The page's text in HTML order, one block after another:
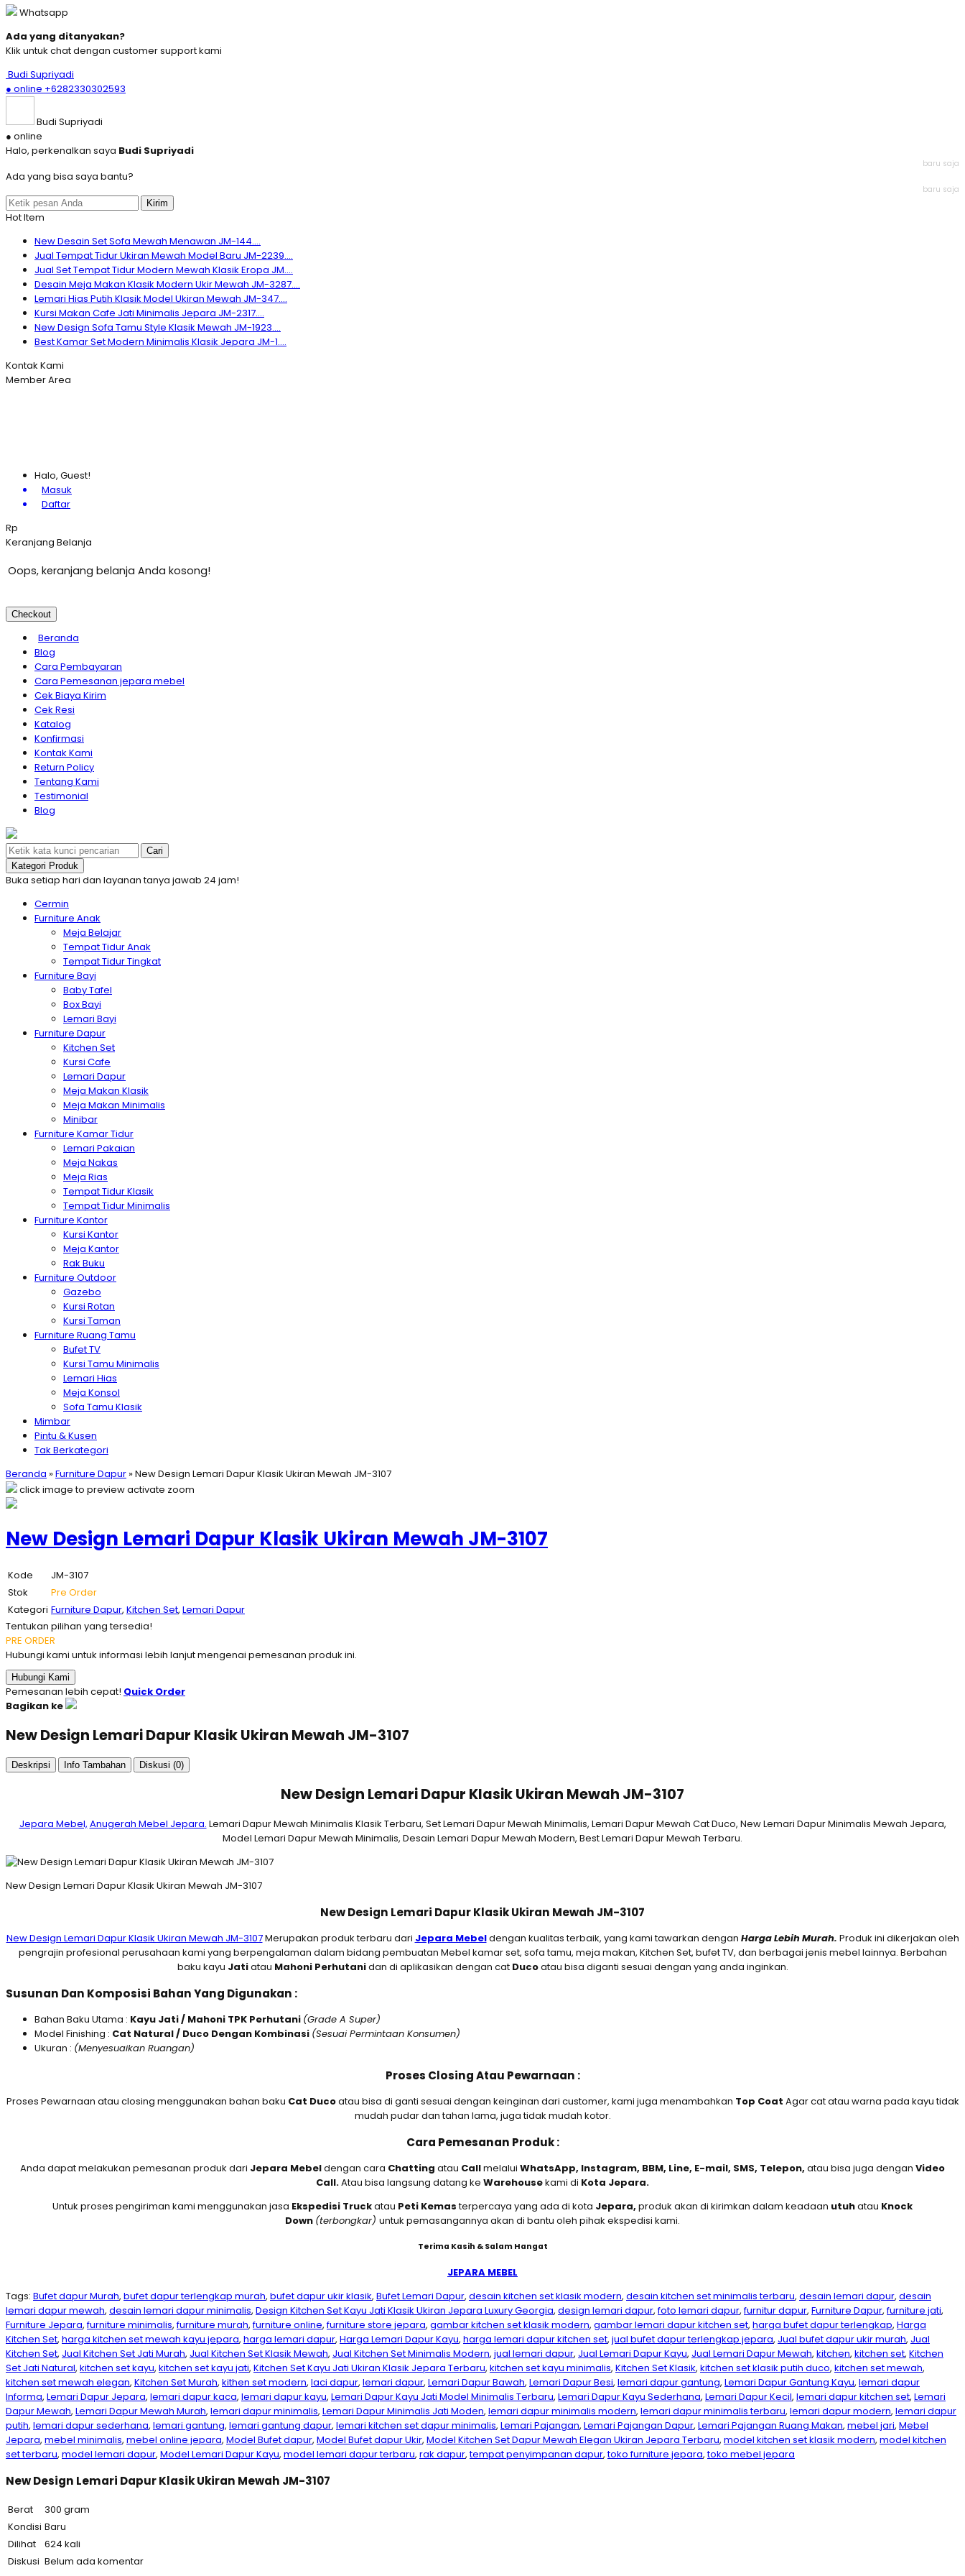
Whatsapp
Ada yang ditanyakan?
Klik untuk chat dengan customer support kami
Budi Supriyadi
● online +6282330302593
Budi Supriyadi
● online
Halo, perkenalkan saya Budi Supriyadi
baru saja
Ada yang bisa saya bantu?
baru saja
Kirim
Hot Item
New Desain Set Sofa Mewah Menawan JM-144....
Jual Tempat Tidur Ukiran Mewah Model Baru JM-2239....
Jual Set Tempat Tidur Modern Mewah Klasik Eropa JM....
Desain Meja Makan Klasik Modern Ukir Mewah JM-3287....
Lemari Hias Putih Klasik Model Ukiran Mewah JM-347....
Kursi Makan Cafe Jati Minimalis Jepara JM-2317....
New Design Sofa Tamu Style Klasik Mewah JM-1923....
Best Kamar Set Modern Minimalis Klasik Jepara JM-1....
Kontak Kami
Member Area
Halo, Guest!
Masuk
Daftar
Rp
Keranjang Belanja
Oops, keranjang belanja Anda kosong!
Checkout
Beranda
Blog
Cara Pembayaran
Cara Pemesanan jepara mebel
Cek Biaya Kirim
Cek Resi
Katalog
Konfirmasi
Kontak Kami
Return Policy
Tentang Kami
Testimonial
Blog
Cari
Kategori Produk
Buka setiap hari dan layanan tanya jawab 24 jam!
Cermin
Furniture Anak
Meja Belajar
Tempat Tidur Anak
Tempat Tidur Tingkat
Furniture Bayi
Baby Tafel
Box Bayi
Lemari Bayi
Furniture Dapur
Kitchen Set
Kursi Cafe
Lemari Dapur
Meja Makan Klasik
Meja Makan Minimalis
Minibar
Furniture Kamar Tidur
Lemari Pakaian
Meja Nakas
Meja Rias
Tempat Tidur Klasik
Tempat Tidur Minimalis
Furniture Kantor
Kursi Kantor
Meja Kantor
Rak Buku
Furniture Outdoor
Gazebo
Kursi Rotan
Kursi Taman
Furniture Ruang Tamu
Bufet TV
Kursi Tamu Minimalis
Lemari Hias
Meja Konsol
Sofa Tamu Klasik
Mimbar
Pintu & Kusen
Tak Berkategori
Beranda »Furniture Dapur »New Design Lemari Dapur Klasik Ukiran Mewah JM-3107
click image to previewactivate zoom
New Design Lemari Dapur Klasik Ukiran Mewah JM-3107
Kode
JM-3107
Stok
Pre Order
Kategori Furniture Dapur, Kitchen Set, Lemari Dapur
Tentukan pilihan yang tersedia!
PRE ORDER
Hubungi kami untuk informasi lebih lanjut mengenai pemesanan produk ini.
Hubungi Kami
Pemesanan lebih cepat! Quick Order
Bagikan ke
New Design Lemari Dapur Klasik Ukiran Mewah JM-3107
Deskripsi Info Tambahan Diskusi (0)
New Design Lemari Dapur Klasik Ukiran Mewah JM-3107
Jepara Mebel, Anugerah Mebel Jepara. Lemari Dapur Mewah Minimalis Klasik Terbaru, Set Lemari Dapur Mewah Minimalis, Lemari Dapur Mewah Cat Duco, New Lemari Dapur Minimalis Mewah Jepara,
Model Lemari Dapur Mewah Minimalis, Desain Lemari Dapur Mewah Modern, Best Lemari Dapur Mewah Terbaru.
New Design Lemari Dapur Klasik Ukiran Mewah JM-3107
New Design Lemari Dapur Klasik Ukiran Mewah JM-3107
New Design Lemari Dapur Klasik Ukiran Mewah JM-3107Merupakan produk terbaru dari Jepara Mebeldengan kualitas terbaik, yang kami tawarkan dengan Harga Lebih Murah. Produk ini dikerjakan oleh
pengrajin profesional perusahaan kami yang berpengalaman dalam bidang pembuatan Mebel kamar set, sofa tamu, meja makan, Kitchen Set, bufet TV, dan berbagai jenis mebel lainnya. Berbahan
baku kayu Jatiatau Mahoni Perhutanidan di aplikasikan dengan cat Ducoatau bisa diganti sesuai dengan yang anda inginkan.
Susunan Dan Komposisi Bahan Yang Digunakan :
Bahan Baku Utama : Kayu Jati / Mahoni TPK Perhutani (Grade A Super)
Model Finishing : Cat Natural / Duco Dengan Kombinasi (Sesuai Permintaan Konsumen)
Ukuran : (Menyesuaikan Ruangan)
Proses Closing Atau Pewarnaan :
Proses Pewarnaan atau closing menggunakan bahan baku Cat Ducoatau bisa di ganti sesuai dengan keinginan dari customer, kami juga menambahkan Top Coat Agar cat atau warna pada kayu tidak
mudah pudar dan tahan lama, juga tidak mudah kotor.
Cara Pemesanan Produk :
Anda dapat melakukan pemesanan produk dari Jepara Mebeldengan cara Chatting atau Callmelalui WhatsApp, Instagram, BBM, Line, E-mail, SMS, Telepon, atau bisa juga dengan Video
Call.Atau bisa langsung datang ke Warehousekami di Kota Jepara.
Untuk proses pengiriman kami menggunakan jasa Ekspedisi Truckatau Peti Kemasterpercaya yang ada di kota Jepara, produk akan di kirimkan dalam keadaan utuhatau Knock
Down (terbongkar) untuk pemasangannya akan di bantu oleh pihak ekspedisi kami.
Terima Kasih & Salam Hangat
JEPARA MEBEL
Tags: Bufet dapur Murah, bufet dapur terlengkap murah, bufet dapur ukir klasik, Bufet Lemari Dapur, desain kitchen set klasik modern, desain kitchen set minimalis terbaru, desain lemari dapur, desain
lemari dapur mewah, desain lemari dapur minimalis, Design Kitchen Set Kayu Jati Klasik Ukiran Jepara Luxury Georgia, design lemari dapur,foto lemari dapur,furnitur dapur, Furniture Dapur,furniture jati,
Furniture Jepara,furniture minimalis,furniture murah,furniture online,furniture store jepara, gambar kitchen set klasik modern, gambar lemari dapur kitchen set, harga bufet dapur terlengkap, Harga
Kitchen Set, harga kitchen set mewah kayu jepara, harga lemari dapur, Harga Lemari Dapur Kayu, harga lemari dapur kitchen set, jual bufet dapur terlengkap jepara, Jual bufet dapur ukir murah, Jual
Kitchen Set, Jual Kitchen Set Jati Murah, Jual Kitchen Set Klasik Mewah, Jual Kitchen Set Minimalis Modern, jual lemari dapur, Jual Lemari Dapur Kayu, Jual Lemari Dapur Mewah, kitchen, kitchen set, Kitchen
Set Jati Natural, kitchen set kayu, kitchen set kayu jati, Kitchen Set Kayu Jati Ukiran Klasik Jepara Terbaru, kitchen set kayu minimalis, Kitchen Set Klasik, kitchen set klasik putih duco, kitchen set mewah,
kitchen set mewah elegan, Kitchen Set Murah, kithen set modern, laci dapur, lemari dapur, Lemari Dapur Bawah, Lemari Dapur Besi, lemari dapur gantung, Lemari Dapur Gantung Kayu, lemari dapur
Informa, Lemari Dapur Jepara, lemari dapur kaca, lemari dapur kayu, Lemari Dapur Kayu Jati Model Minimalis Terbaru, Lemari Dapur Kayu Sederhana, Lemari Dapur Kecil, lemari dapur kitchen set, Lemari
Dapur Mewah, Lemari Dapur Mewah Murah, lemari dapur minimalis, Lemari Dapur Minimalis Jati Moden, lemari dapur minimalis modern, lemari dapur minimalis terbaru, lemari dapur modern, lemari dapur
putih, lemari dapur sederhana, lemari gantung, lemari gantung dapur, lemari kitchen set dapur minimalis, Lemari Pajangan, Lemari Pajangan Dapur, Lemari Pajangan Ruang Makan, mebel jari, Mebel
Jepara, mebel minimalis, mebel online jepara, Model Bufet dapur, Model Bufet dapur Ukir, Model Kitchen Set Dapur Mewah Elegan Ukiran Jepara Terbaru, model kitchen set klasik modern, model kitchen
set terbaru, model lemari dapur, Model Lemari Dapur Kayu, model lemari dapur terbaru, rak dapur,tempat penyimpanan dapur,toko furniture jepara,toko mebel jepara
New Design Lemari Dapur Klasik Ukiran Mewah JM-3107
Berat
300 gram
Kondisi Baru
Dilihat
624 kali
Diskusi Belum ada komentar